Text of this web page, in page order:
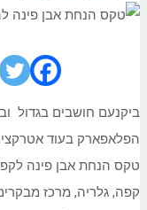
ביקנעם חושבים בגדול
טקס הנחת אבן פינה
קפה, גלריה, מרכז